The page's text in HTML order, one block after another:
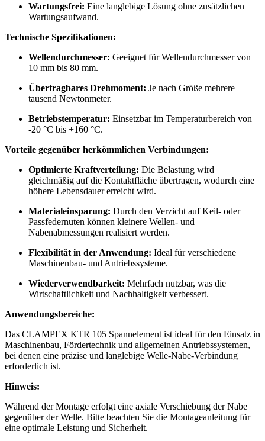
Wartungsfrei: Eine langlebige Lösung ohne zusätzlichen
Wartungsaufwand.
Technische Spezifikationen:
Wellendurchmesser: Geeignet für Wellendurchmesser von
10 mm bis 80 mm.
Übertragbares Drehmoment: Je nach Größe mehrere
tausend Newtonmeter.
Betriebstemperatur: Einsetzbar im Temperaturbereich von
-20 °C bis +160 °C.
Vorteile gegenüber herkömmlichen Verbindungen:
Optimierte Kraftverteilung: Die Belastung wird
gleichmäßig auf die Kontaktfläche übertragen, wodurch eine
höhere Lebensdauer erreicht wird.
Materialeinsparung: Durch den Verzicht auf Keil- oder
Passfedernuten können kleinere Wellen- und
Nabenabmessungen realisiert werden.
Flexibilität in der Anwendung: Ideal für verschiedene
Maschinenbau- und Antriebssysteme.
Wiederverwendbarkeit: Mehrfach nutzbar, was die
Wirtschaftlichkeit und Nachhaltigkeit verbessert.
Anwendungsbereiche:
Das CLAMPEX KTR 105 Spannelement ist ideal für den Einsatz in
Maschinenbau, Fördertechnik und allgemeinen Antriebssystemen,
bei denen eine präzise und langlebige Welle-Nabe-Verbindung
erforderlich ist.
Hinweis:
Während der Montage erfolgt eine axiale Verschiebung der Nabe
gegenüber der Welle. Bitte beachten Sie die Montageanleitung für
eine optimale Leistung und Sicherheit.